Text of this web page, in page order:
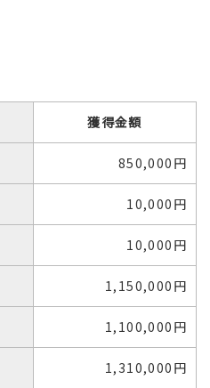
獲得金額
850,000円
10,000円
10,000円
1,150,000円
1,100,000円
1,310,000円